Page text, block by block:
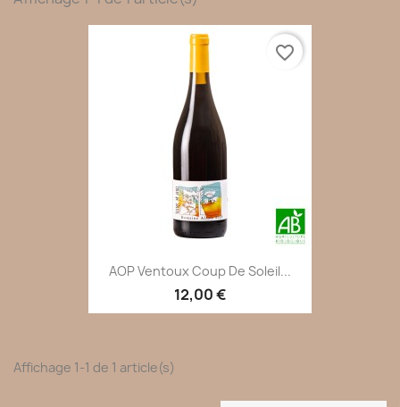
AOP Ventoux Coup De Soleil...
12,00 €
favorite_border
Affichage 1-1 de 1 article(s)